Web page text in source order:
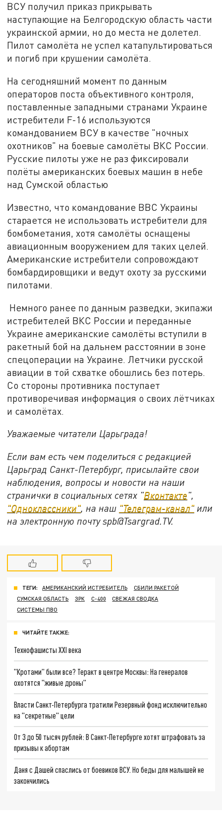
ВСУ получил приказ прикрывать
наступающие на Белгородскую область части
украинской армии, но до места не долетел.
Пилот самолёта не успел катапультироваться
и погиб при крушении самолёта.
На сегодняшний момент по данным
операторов поста объективного контроля,
поставленные западными странами Украине
истребители F-16 используются
командованием ВСУ в качестве "ночных
охотников" на боевые самолёты ВКС России.
Русские пилоты уже не раз фиксировали
полёты американских боевых машин в небе
над Сумской областью
Известно, что командование ВВС Украины
старается не использовать истребители для
бомбометания, хотя самолёты оснащены
авиационным вооружением для таких целей.
Американские истребители сопровождают
бомбардировщики и ведут охоту за русскими
пилотами.
Немного ранее по данным разведки, экипажи
истребителей ВКС России и переданные
Украине американские самолёты вступили в
ракетный бой на дальнем расстоянии в зоне
спецоперации на Украине. Летчики русской
авиации в той схватке обошлись без потерь.
Со стороны противника поступает
противоречивая информация о своих лётчиках
и самолётах.
Уважаемые читатели Царьграда!
Если вам есть чем поделиться с редакцией
Царьград Санкт-Петербург, присылайте свои
наблюдения, вопросы и новости на наши
странички в социальных сетях "Вконтакте",
"Одноклассники", на наш "Телеграм-канал" или
на электронную почту spb@Tsargrad.TV.
ТЕГИ: АМЕРИКАНСКИЙ ИСТРЕБИТЕЛЬ
СБИЛИ РАКЕТОЙ
СУМСКАЯ ОБЛАСТЬ
ЗРК С-400
СВЕЖАЯ СВОДКА
СИСТЕМЫ ПВО
ЧИТАЙТЕ ТАКЖЕ:
Технофашисты XXI века
"Кротами" были все? Теракт в центре Москвы: На генералов
охотятся "живые дроны"
Власти Санкт-Петербурга тратили Резервный фонд исключительно
на "секретные" цели
От 3 до 50 тысяч рублей: В Санкт-Петербурге хотят штрафовать за
призывы к абортам
Даня с Дашей спаслись от боевиков ВСУ. Но беды для малышей не
закончились